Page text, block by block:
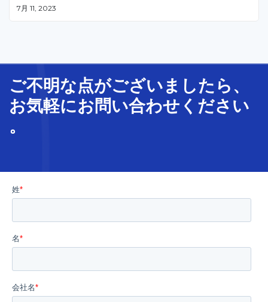
7月 11, 2023
ご不明な点がございましたら、
お気軽にお問い合わせ ください
。